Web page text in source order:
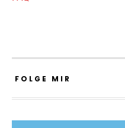
FOLGE MIR